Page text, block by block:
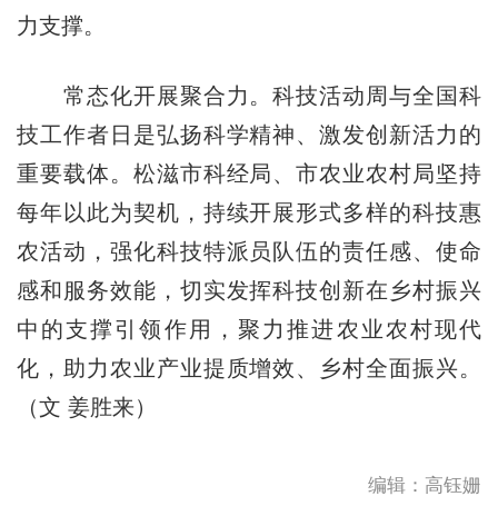
力支撑。
常态化开展聚合力。科技活动周与全国科
技工作者日是弘扬科学精神、激发创新活力的
重要载体。松滋市科经局、市农业农村局坚持
每年以此为契机，持续开展形式多样的科技惠
农活动，强化科技特派员队伍的责任感、使命
感和服务效能，切实发挥科技创新在乡村振兴
中的支撑引领作用，聚力推进农业农村现代
化，助力农业产业提质增效、乡村全面振兴。
（文 姜胜来）
编辑：高钰姗